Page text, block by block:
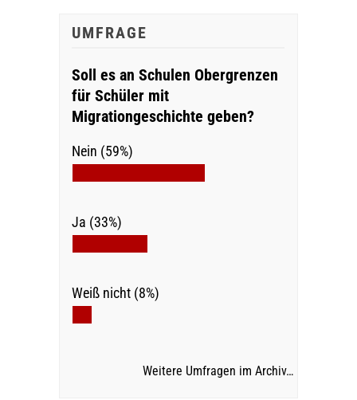
UMFRAGE
Soll es an Schulen Obergrenzen
für Schüler mit
Migrationgeschichte geben?
Nein (59%)
Ja (33%)
Weiß nicht (8%)
Weitere Umfragen im Archiv…